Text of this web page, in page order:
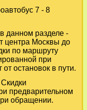
7 - 8
данном разделе -
центра Москвы до
по маршруту
при
остановок в пути.
предварительном
обращении.